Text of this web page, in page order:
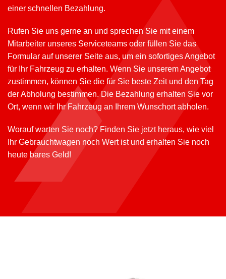
einer schnellen Bezahlung.
Rufen Sie uns gerne an und sprechen Sie mit einem
Mitarbeiter unseres Serviceteams oder füllen Sie das
Formular auf unserer Seite aus, um ein sofortiges Angebot
für Ihr Fahrzeug zu erhalten. Wenn Sie unserem Angebot
zustimmen, können Sie die für Sie beste Zeit und den Tag
der Abholung bestimmen. Die Bezahlung erhalten Sie vor
Ort, wenn wir Ihr Fahrzeug an Ihrem Wunschort abholen.
Worauf warten Sie noch? Finden Sie jetzt heraus, wie viel
Ihr Gebrauchtwagen noch Wert ist und erhalten Sie noch
heute bares Geld!